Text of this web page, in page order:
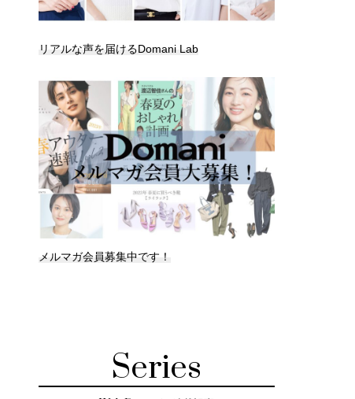
リアルな声を届けるDomani Lab
メルマガ会員募集中です！
Series